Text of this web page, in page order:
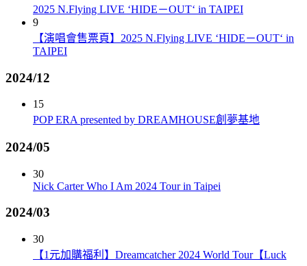
2025 N.Flying LIVE ‘HIDE－OUT‘ in TAIPEI
9
【演唱會售票頁】2025 N.Flying LIVE ‘HIDE－OUT‘ in
TAIPEI
2024/12
15
POP ERA presented by DREAMHOUSE創夢基地
2024/05
30
Nick Carter Who I Am 2024 Tour in Taipei
2024/03
30
【1元加購福利】Dreamcatcher 2024 World Tour【Luck